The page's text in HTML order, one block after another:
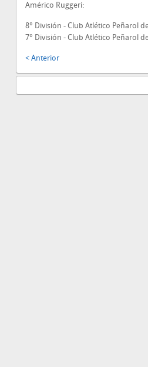
Américo Ruggeri:
8° División - Club Atlético Peñarol
7° División - Club Atlético Peñarol
< Anterior